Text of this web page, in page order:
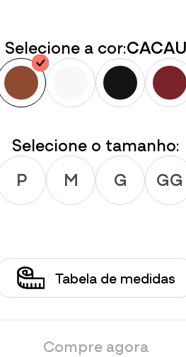
Selecione a cor:CACAU
Selecione o tamanho:
P
M G GG
Tabela de medidas
Compre agora